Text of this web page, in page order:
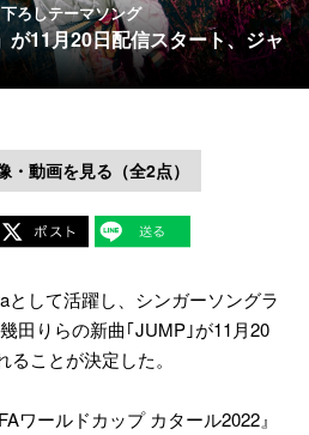
ろしテーマソング
が11月20日配信スタート、ジャ
・動画を見る（全2点）
として活躍し、シンガーソングラ
田りらの新曲｢JUMP｣が11月20
ことが決定した。
ワールドカップ カタール2022』